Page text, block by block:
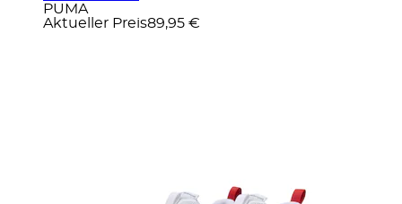
PUMA
Aktueller Preis89,95 €